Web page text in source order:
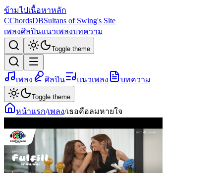
ข้ามไปเนื้อหาหลัก
CChordsDBSultans of Swing's Site
เพลงศิลปินแนวเพลงบทความ
Toggle theme
เพลง ศิลปิน แนวเพลง บทความ
Toggle theme
หน้าแรก/เพลง/เธอคือลมหายใจ